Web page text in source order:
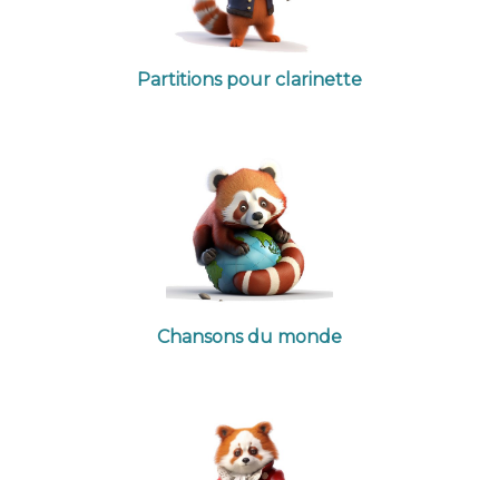
Partitions pour clarinette
Chansons du monde